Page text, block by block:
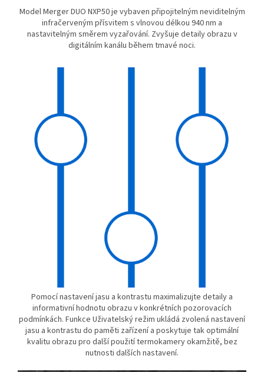
Model Merger DUO NXP50 je vybaven připojitelným neviditelným
infračerveným přísvitem s vlnovou délkou 940 nm a
nastavitelným směrem vyzařování. Zvyšuje detaily obrazu v
digitálním kanálu během tmavé noci.
Pomocí nastavení jasu a kontrastu maximalizujte detaily a
informativní hodnotu obrazu v konkrétních pozorovacích
podmínkách. Funkce Uživatelský režim ukládá zvolená nastavení
jasu a kontrastu do paměti zařízení a poskytuje tak optimální
kvalitu obrazu pro další použití termokamery okamžitě, bez
nutnosti dalších nastavení.